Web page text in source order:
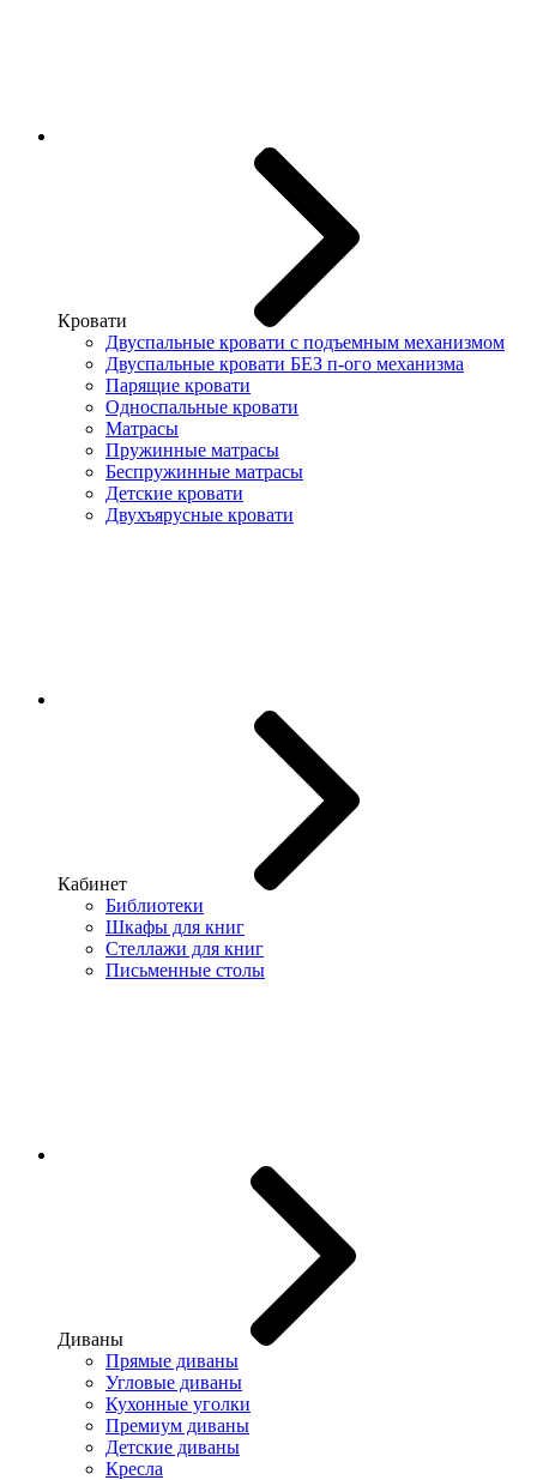
Кровати
Двуспальные кровати с подъемным механизмом
Двуспальные кровати БЕЗ п-ого механизма
Парящие кровати
Односпальные кровати
Матрасы
Пружинные матрасы
Беспружинные матрасы
Детские кровати
Двухъярусные кровати
Кабинет
Библиотеки
Шкафы для книг
Стеллажи для книг
Письменные столы
Диваны
Прямые диваны
Угловые диваны
Кухонные уголки
Премиум диваны
Детские диваны
Кресла